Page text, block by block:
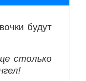
будут
столько